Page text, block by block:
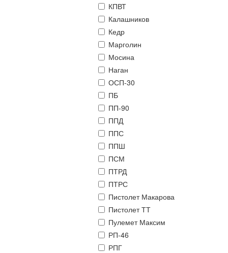
КПВТ
Калашников
Кедр
Марголин
Мосина
Наган
ОСП-30
ПБ
ПП-90
ППД
ППС
ППШ
ПСМ
ПТРД
ПТРС
Пистолет Макарова
Пистолет ТТ
Пулемет Максим
РП-46
РПГ